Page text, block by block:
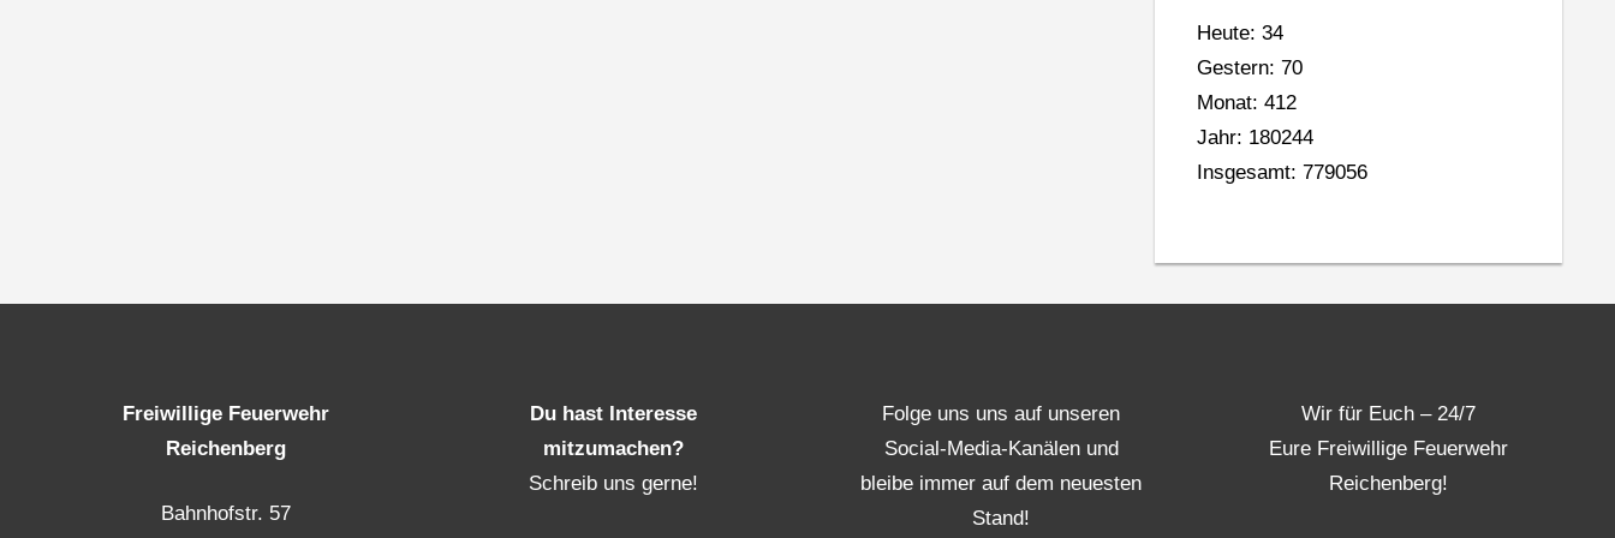
Heute: 34
Gestern: 70
Monat: 412
Jahr: 180244
Insgesamt: 779056
Freiwillige Feuerwehr
Reichenberg
Bahnhofstr. 57
Du hast Interesse
mitzumachen?
Schreib uns gerne!
Folge uns uns auf unseren
Social-Media-Kanälen und
bleibe immer auf dem neuesten
Stand!
Wir für Euch – 24/7
Eure Freiwillige Feuerwehr
Reichenberg!